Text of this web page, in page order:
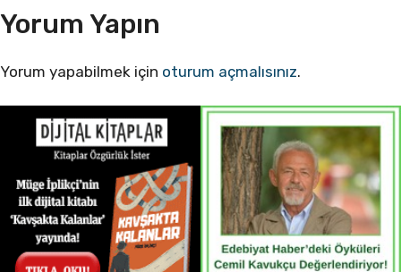
Yorum Yapın
Yorum yapabilmek için oturum açmalısınız.